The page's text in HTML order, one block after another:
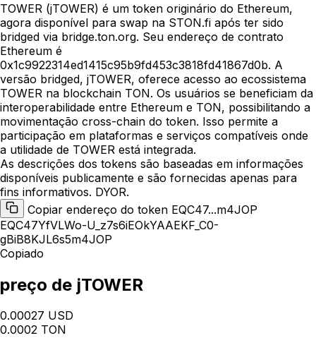
TOWER (jTOWER) é um token originário do Ethereum,
agora disponível para swap na STON.fi após ter sido
bridged via bridge.ton.org. Seu endereço de contrato
Ethereum é
0x1c9922314ed1415c95b9fd453c3818fd41867d0b. A
versão bridged, jTOWER, oferece acesso ao ecossistema
TOWER na blockchain TON. Os usuários se beneficiam da
interoperabilidade entre Ethereum e TON, possibilitando a
movimentação cross-chain do token. Isso permite a
participação em plataformas e serviços compatíveis onde
a utilidade de TOWER está integrada.
As descrições dos tokens são baseadas em informações
disponíveis publicamente e são fornecidas apenas para
fins informativos. DYOR.
Copiar endereço do token EQC47...m4JOP
EQC47YfVLWo-U_z7s6iEOkYAAEKF_C0-
gBiB8KJL6s5m4JOP
Copiado
preço de jTOWER
0.00027 USD
0.0002 TON